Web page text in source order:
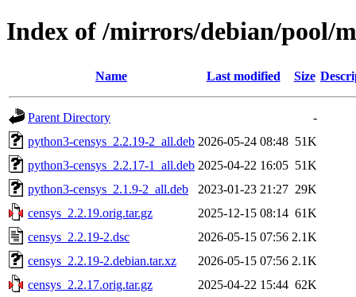
Index of /mirrors/debian/pool/
Name Last modified Size
Parent Directory
-
python3-censys_2.2.19-2_all.deb 2026-05-24 08:48 51K
python3-censys_2.2.17-1_all.deb 2025-04-22 16:05 51K
python3-censys_2.1.9-2_all.deb
2023-01-23 21:27 29K
censys_2.2.19.orig.tar.gz
2025-12-15 08:14 61K
censys_2.2.19-2.dsc
2026-05-15 07:56 2.1K
censys_2.2.19-2.debian.tar.xz
2026-05-15 07:56 2.1K
censys_2.2.17.orig.tar.gz
2025-04-22 15:44 62K